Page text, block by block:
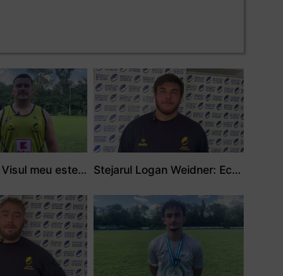
Adrian Țală: Visul meu este să debutez pentru România Stejarul Logan Weidner: Echipa a muncit mult, iar asta se va vedea în meciurile de la Nations Cup